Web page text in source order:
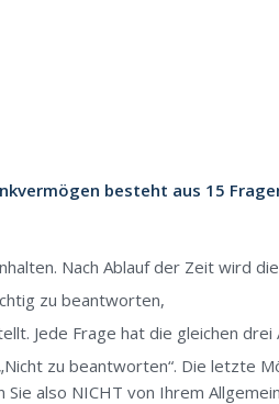
besteht aus 15
Nach Ablauf der Zeit wird
zu beantworten,
Jede Frage hat die gleichen
zu beantworten“. Die letzte
also NICHT von Ihrem